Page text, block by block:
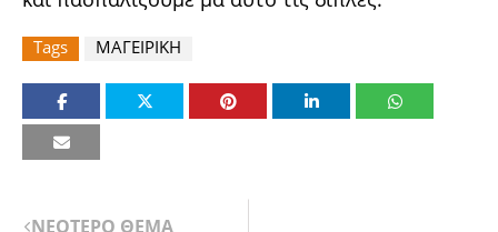
Tags ΜΑΓΕΙΡΙΚΗ
ΝΕΟΤΕΡΟ ΘΕΜΑ